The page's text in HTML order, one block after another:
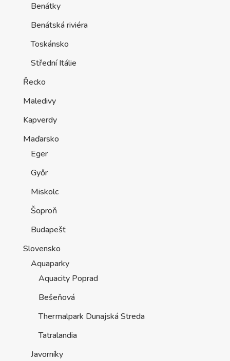
Benátky
Benátská riviéra
Toskánsko
Střední Itálie
Řecko
Maledivy
Kapverdy
Maďarsko
Eger
Győr
Miskolc
Šoproň
Budapešť
Slovensko
Aquaparky
Aquacity Poprad
Bešeňová
Thermalpark Dunajská Streda
Tatralandia
Javorníky